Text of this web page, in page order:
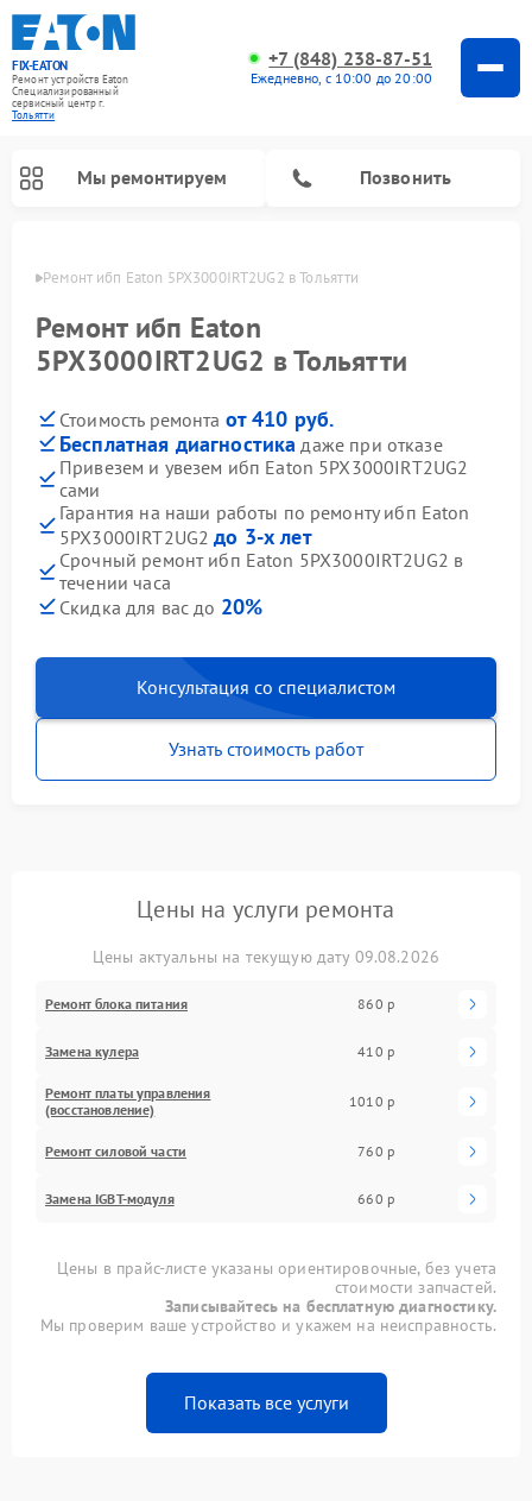
FIX-EATON
Ремонт устройств Eaton
Специализированный
cервисный центр г.
Тольятти
+7 (848) 238-87-51
Ежедневно, с 10:00 до 20:00
Мы ремонтируем Позвонить
Ремонт ибп Eaton 5PX3000IRT2UG2 в Тольятти
Ремонт ибп Eaton
5PX3000IRT2UG2 в Тольятти
Стоимость ремонта от 410 руб.
Бесплатная диагностика даже при отказе
Привезем и увезем ибп Eaton 5PX3000IRT2UG2
сами
Гарантия на наши работы по ремонту ибп Eaton
5PX3000IRT2UG2до 3-х лет
Срочный ремонт ибп Eaton 5PX3000IRT2UG2 в
течении часа
Скидка для вас до 20%
Консультация со специалистом
Узнать стоимость работ
Цены на услуги ремонта
Цены актуальны на текущую дату 09.08.2026
Ремонт блока питания 860 р
Замена кулера 410 р
Ремонт платы управления
(восстановление)
1010 р
Ремонт силовой части 760 р
Замена IGBT-модуля 660 р
Цены в прайс-листе указаны ориентировочные, без учета
стоимости запчастей.
Записывайтесь на бесплатную диагностику.
Мы проверим ваше устройство и укажем на неисправность.
Показать все услуги